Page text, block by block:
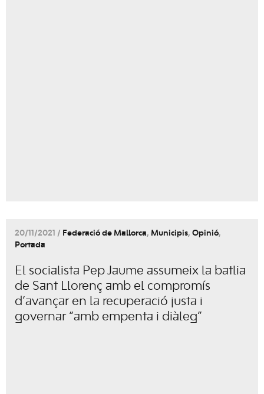
20/11/2021 / Federació de Mallorca, Municipis, Opinió,
Portada
El socialista Pep Jaume assumeix la batlia
de Sant Llorenç amb el compromís
d’avançar en la recuperació justa i
governar “amb empenta i diàleg”